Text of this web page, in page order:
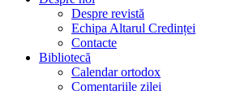
Despre revistă
Echipa Altarul Credinței
Contacte
Bibliotecă
Calendar ortodox
Comentariile zilei